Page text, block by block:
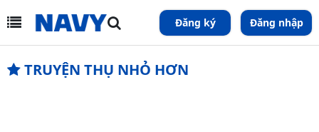
Đăng ký Đăng nhập
TRUYỆN THỤ NHỎ HƠN